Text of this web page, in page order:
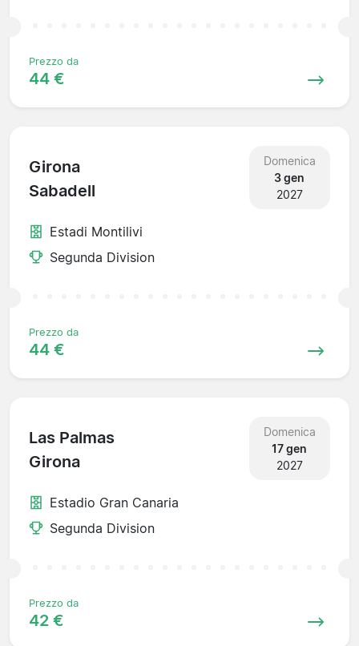
Prezzo da
44 €
Girona
Sabadell
Domenica
3 gen
2027
Estadi Montilivi
Segunda Division
Prezzo da
44 €
Las Palmas
Girona
Domenica
17 gen
2027
Estadio Gran Canaria
Segunda Division
Prezzo da
42 €